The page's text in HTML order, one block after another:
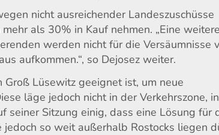
nicht ausreichender Landeszuschüsse
als 30% in Kauf nehmen. „Eine weitere
werden nicht für die Versäumnisse
aufkommen.“, so Dejosez weiter.
Lüsewitz geeignet ist, um neue
läge jedoch nicht in der Verkehrszone,
seiner Sitzung einig, dass eine Lösung für
so weit außerhalb Rostocks liegen